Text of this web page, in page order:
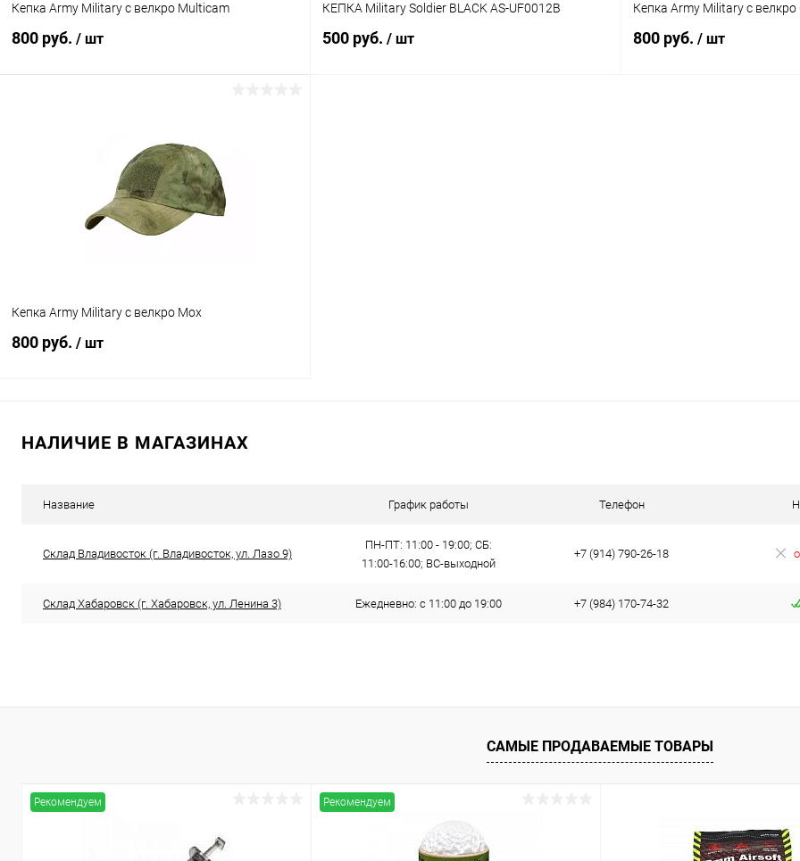
Кепка Army Military с велкро Multicam
800 руб. / шт
Сравнение
В наличии
КЕПКА Military Soldier BLACK AS-UF0012B
500 руб. / шт
Кепка Army Military с велкро
800 руб. / шт
Кепка Army Military с велкро Мох
800 руб. / шт
НАЛИЧИЕ В МАГАЗИНАХ
Название График работы Телефон
Склад Владивосток (г. Владивосток, ул. Лазо 9)
ПН-ПТ: 11:00 - 19:00; СБ:
11:00-16:00; ВС-выходной
+7 (914) 790-26-18
Склад Хабаровск (г. Хабаровск, ул. Ленина 3) Ежедневно: с 11:00 до 19:00 +7 (984) 170-74-32
САМЫЕ ПРОДАВАЕМЫЕ ТОВАРЫ
Рекомендуем Рекомендуем